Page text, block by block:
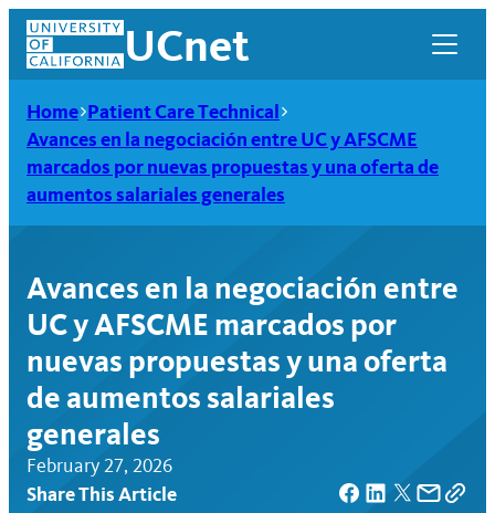
Skip
content
UCnet
UCnet
Home Patient Care Technical
Avances en la negociación entre UC y AFSCME
marcados por nuevas propuestas y una oferta de
aumentos salariales generales
Avances en la negociación entre
UC y AFSCME marcados por
nuevas propuestas y una oferta
de aumentos salariales
generales
February 27, 2026
Share This Article